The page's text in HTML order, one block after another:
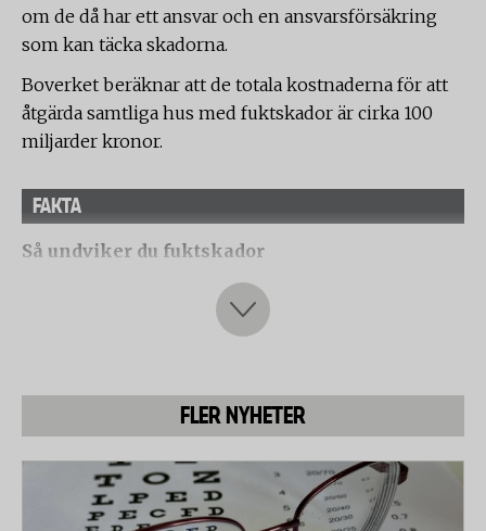
om de då har ett ansvar och en ansvarsförsäkring
som kan täcka skadorna.
Boverket beräknar att de totala kostnaderna för att
åtgärda samtliga hus med fuktskador är cirka 100
miljarder kronor.
FAKTA
Så undviker du fuktskador
* Se till att badrummet har bra ventilation, bra
tätskikt och fukttåliga material och att dusch och
värme samt över golv som är vattentåligt.
* I källare med tvättstuga och torkrum eller badrum
och bastu, kan en avfuktare vara till bra hjälp för att
hålla nere fuktigheten.
FLER NYHETER